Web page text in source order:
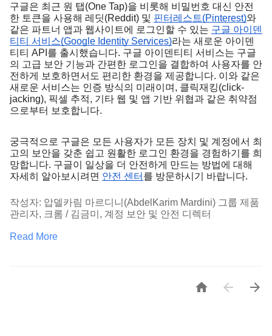
구글은 최근 원 탭(One Tap)을 비롯해 비밀번호 대신 안전
한 토큰을 사용해 레딧(Reddit) 및 핀터레스트(Pinterest)와
같은 파트너 앱과 웹사이트에 로그인할 수 있는 구글 아이덴
티티 서비스(Google Identity Services)라는 새로운 아이덴
티티 API를 출시했습니다. 구글 아이덴티티 서비스는 구글
의 고급 보안 기능과 간편한 로그인을 결합하여 사용자를 안
전하게 보호하면서도 편리한 환경을 제공합니다. 이와 같은
새로운 서비스는 인증 방식의 미래이며, 클릭재킹(click-
jacking), 픽셀 추적, 기타 웹 및 앱 기반 위협과 같은 취약점
으로부터 보호합니다.
궁극적으로 구글은 모든 사용자가 모든 장치 및 계정에서 최
고의 보안을 갖춘 쉽고 원활한 로그인 환경을 경험하기를 희
망합니다. 구글이 일상을 더 안전하게 만드는 방법에 대해
자세히 알아보시려면 안전 센터 를 방문하시기 바랍니다.
작성자: 압델카림 마르디니(AbdelKarim Mardini) 그룹 제품
관리자, 크롬 / 김금미, 계정 보안 및 안전 디렉터
Read More
  